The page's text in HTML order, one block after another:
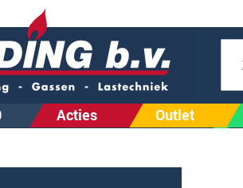
Acties Outlet